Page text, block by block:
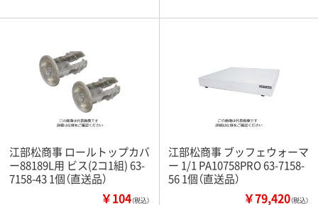
江部松商事 ロールトップカバ
ー88189L用 ビス(2コ1組) 63-
7158-43 1個（直送品）
￥104（税込）
江部松商事 ブッフェウォーマ
ー 1/1 PA10758PRO 63-7158-
56 1個（直送品）
￥79,420（税込）